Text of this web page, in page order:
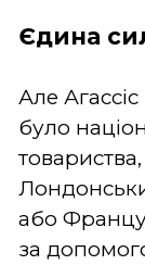
Єдина
Але
було
або
за